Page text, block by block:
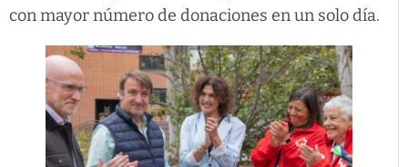
con mayor número de donaciones en un solo día.